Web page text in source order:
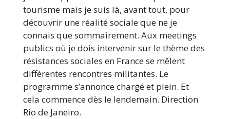
tourisme mais je suis là, avant tout, pour
découvrir une réalité sociale que ne je
connais que sommairement. Aux meetings
publics où je dois intervenir sur le thème des
résistances sociales en France se mêlent
différentes rencontres militantes. Le
programme s’annonce chargé et plein. Et
cela commence dès le lendemain. Direction
Rio de Janeiro.